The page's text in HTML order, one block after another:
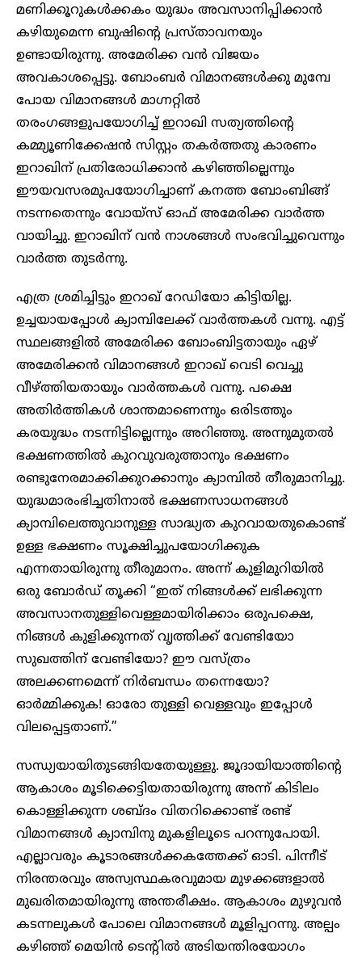
മണിക്കൂറുകൾക്കകം യുദ്ധം അവസാനിപ്പിക്കാൻ
കഴിയുമെന്ന ബുഷിന്റെ പ്രസ്താവനയും
ഉണ്ടായിരുന്നു. അമേരിക്ക വൻ വിജയം
അവകാശപ്പെട്ടു. ബോംബർ വിമാനങ്ങൾക്കു മുമ്പേ
പോയ വിമാനങ്ങൾ മാഗ്നറ്റിൽ
തരംഗങ്ങളുപയോഗിച്ച് ഇറാഖി സത്യത്തിന്റെ
കമ്മ്യൂണിക്കേഷൻ സിസ്റ്റം തകർത്തതു കാരണം
ഇറാഖിന് പ്രതിരോധിക്കാൻ കഴിഞ്ഞില്ലെന്നും
ഈയവസരമുപയോഗിച്ചാണ് കനത്ത ബോംബിങ്ങ്
നടന്നതെന്നും വോയ്സ് ഓഫ് അമേരിക്ക വാർത്ത
വായിച്ചു. ഇറാഖിന് വൻ നാശങ്ങൾ സംഭവിച്ചുവെന്നും
വാർത്ത തുടർന്നു.
എത്ര ശ്രമിച്ചിട്ടും ഇറാഖ് റേഡിയോ കിട്ടിയില്ല.
ഉച്ചയായപ്പോൾ ക്യാമ്പിലേക്ക് വാർത്തകൾ വന്നു. എട്ട്
സ്ഥലങ്ങളിൽ അമേരിക്ക ബോംബിട്ടതായും ഏഴ്
അമേരിക്കൻ വിമാനങ്ങൾ ഇറാഖ് വെടി വെച്ചു
വീഴ്ത്തിയതായും വാർത്തകൾ വന്നു. പക്ഷെ
അതിർത്തികൾ ശാന്തമാണെന്നും ഒരിടത്തും
കരയുദ്ധം നടന്നിട്ടില്ലെന്നും അറിഞ്ഞു. അന്നുമുതൽ
ഭക്ഷണത്തിൽ കുറവുവരുത്താനും ഭക്ഷണം
രണ്ടുനേരമാക്കിക്കുറക്കാനും ക്യാമ്പിൽ തീരുമാനിച്ചു.
യുദ്ധമാരംഭിച്ചതിനാൽ ഭക്ഷണസാധനങ്ങൾ
ക്യാമ്പിലെത്തുവാനുള്ള സാദ്ധ്യത കുറവായതുകൊണ്ട്
ഉള്ള ഭക്ഷണം സൂക്ഷിച്ചുപയോഗിക്കുക
എന്നതായിരുന്നു തീരുമാനം. അന്ന് കുളിമുറിയിൽ
ഒരു ബോർഡ് തൂക്കി “ഇത് നിങ്ങൾക്ക് ലഭിക്കുന്ന
അവസാനതുള്ളിവെള്ളമായിരിക്കാം ഒരുപക്ഷെ,
നിങ്ങൾ കുളിക്കുന്നത് വൃത്തിക്ക് വേണ്ടിയോ
സുഖത്തിന് വേണ്ടിയോ? ഈ വസ്ത്രം
അലക്കണമെന്ന് നിർബന്ധം തന്നെയോ?
ഓർമ്മിക്കുക! ഓരോ തുള്ളി വെള്ളവും ഇപ്പോൾ
വിലപ്പെട്ടതാണ്.”
സന്ധ്യയായിതുടങ്ങിയതേയുള്ളു. ജൂദായിയാത്തിന്റെ
ആകാശം മൂടിക്കെട്ടിയതായിരുന്നു അന്ന് കിടിലം
കൊള്ളിക്കുന്ന ശബ്ദം വിതറിക്കൊണ്ട് രണ്ട്
വിമാനങ്ങൾ ക്യാമ്പിനു മുകളിലൂടെ പറന്നുപോയി.
എല്ലാവരും കൂടാരങ്ങൾക്കകത്തേക്ക് ഓടി. പിന്നീട്
നിരന്തരവും അസ്വസ്ഥകരവുമായ മുഴക്കങ്ങളാൽ
മുഖരിതമായിരുന്നു അന്തരീക്ഷം. ആകാശം മുഴുവൻ
കടന്നലുകൾ പോലെ വിമാനങ്ങൾ മൂളിപ്പറന്നു. അല്പം
കഴിഞ്ഞ് മെയിൻ ടെന്റിൽ അടിയന്തിരയോഗം